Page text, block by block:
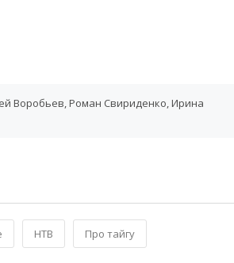
Воробьев, Роман Свириденко, Ирина
НТВ Про тайгу